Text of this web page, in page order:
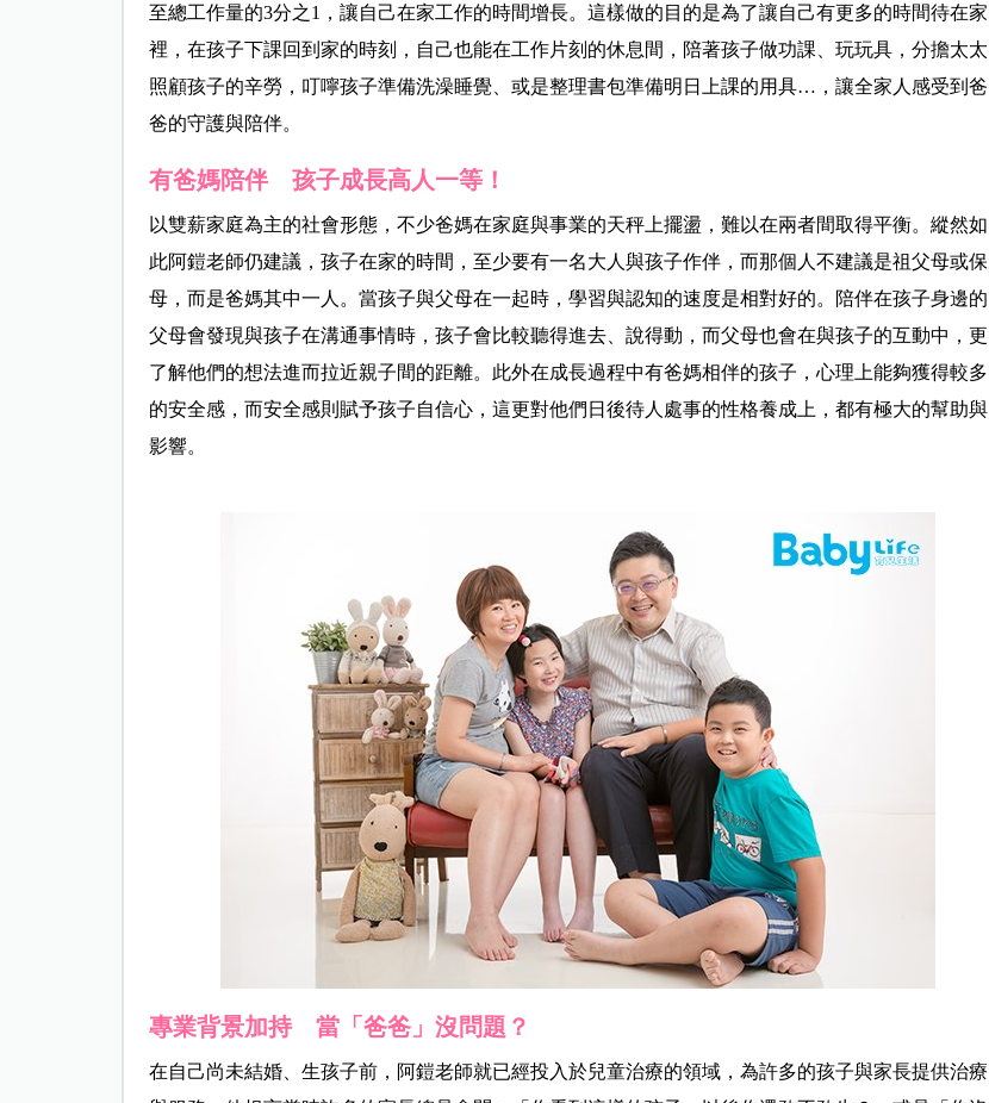
至總工作量的3分之1，讓自己在家工作的時間增長。這樣做的目的是為了讓自己有更多的時間待在家
裡，在孩子下課回到家的時刻，自己也能在工作片刻的休息間，陪著孩子做功課、玩玩具，分擔太太
照顧孩子的辛勞，叮嚀孩子準備洗澡睡覺、或是整理書包準備明日上課的用具…，讓全家人感受到爸
爸的守護與陪伴。
有爸媽陪伴 孩子成長高人一等！
以雙薪家庭為主的社會形態，不少爸媽在家庭與事業的天秤上擺盪，難以在兩者間取得平衡。縱然如
此阿鎧老師仍建議，孩子在家的時間，至少要有一名大人與孩子作伴，而那個人不建議是祖父母或保
母，而是爸媽其中一人。當孩子與父母在一起時，學習與認知的速度是相對好的。陪伴在孩子身邊的
父母會發現與孩子在溝通事情時，孩子會比較聽得進去、說得動，而父母也會在與孩子的互動中，更
了解他們的想法進而拉近親子間的距離。此外在成長過程中有爸媽相伴的孩子，心理上能夠獲得較多
的安全感，而安全感則賦予孩子自信心，這更對他們日後待人處事的性格養成上，都有極大的幫助與
影響。
專業背景加持 當「爸爸」沒問題？
在自己尚未結婚、生孩子前，阿鎧老師就已經投入於兒童治療的領域，為許多的孩子與家長提供治療